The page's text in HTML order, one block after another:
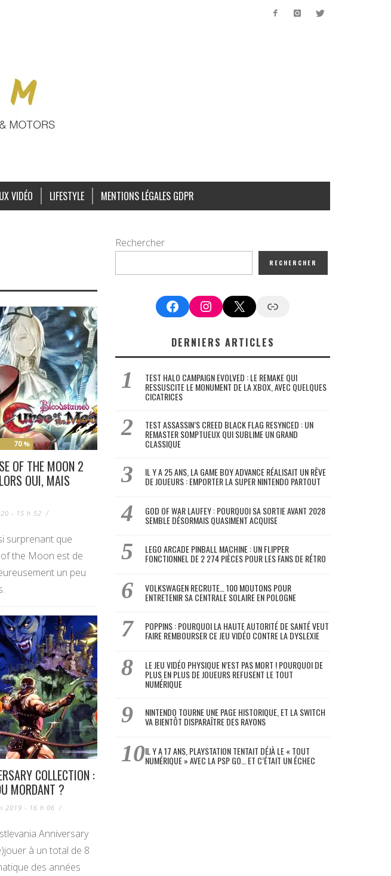
VIDÉO LIFESTYLE MENTIONS LÉGALES GDPR
70 %
OF THE MOON 2
OUI, MAIS
- 15 h 52 /
surprenant que
the Moon est de
un peu
COLLECTION :
MORDANT ?
2019 - 16 h 06 /
Anniversary
à un total de 8
des années
Rechercher
RECHERCHER
FacebookInstagram
X Google News
DERNIERS ARTICLES
TEST HALO CAMPAIGN EVOLVED : LE REMAKE QUI
RESSUSCITE LE MONUMENT DE LA XBOX, AVEC QUELQUES
CICATRICES
TEST ASSASSIN’S CREED BLACK FLAG RESYNCED : UN
REMASTER SOMPTUEUX QUI SUBLIME UN GRAND
CLASSIQUE
IL Y A 25 ANS, LA GAME BOY ADVANCE RÉALISAIT UN RÊVE
DE JOUEURS : EMPORTER LA SUPER NINTENDO PARTOUT
GOD OF WAR LAUFEY : POURQUOI SA SORTIE AVANT 2028
SEMBLE DÉSORMAIS QUASIMENT ACQUISE
LEGO ARCADE PINBALL MACHINE : UN FLIPPER
FONCTIONNEL DE 2 274 PIÈCES POUR LES FANS DE RÉTRO
VOLKSWAGEN RECRUTE… 100 MOUTONS POUR
ENTRETENIR SA CENTRALE SOLAIRE EN POLOGNE
POPPINS : POURQUOI LA HAUTE AUTORITÉ DE SANTÉ VEUT
FAIRE REMBOURSER CE JEU VIDÉO CONTRE LA DYSLEXIE
LE JEU VIDÉO PHYSIQUE N’EST PAS MORT ! POURQUOI DE
PLUS EN PLUS DE JOUEURS REFUSENT LE TOUT
NUMÉRIQUE
NINTENDO TOURNE UNE PAGE HISTORIQUE, ET LA SWITCH
VA BIENTÔT DISPARAÎTRE DES RAYONS
IL Y A 17 ANS, PLAYSTATION TENTAIT DÉJÀ LE « TOUT
NUMÉRIQUE » AVEC LA PSP GO… ET C’ÉTAIT UN ÉCHEC